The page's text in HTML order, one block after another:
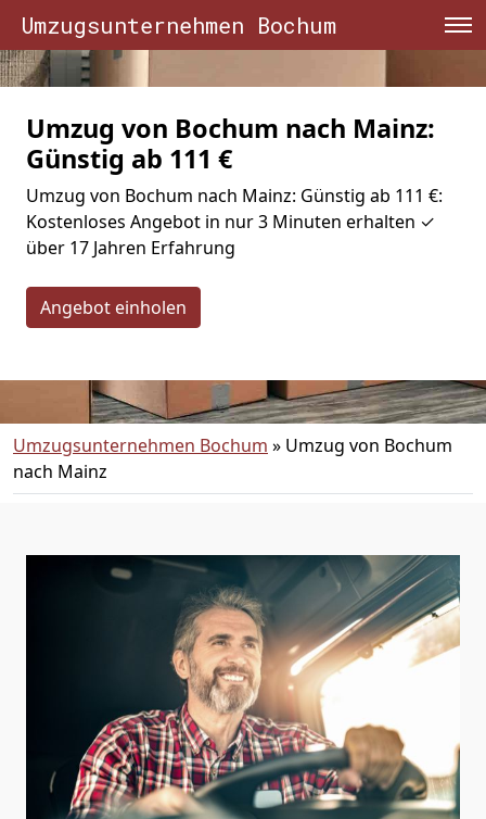
Umzugsunternehmen Bochum
Umzug von Bochum nach Mainz:
Günstig ab 111 €
Umzug von Bochum nach Mainz: Günstig ab 111 €:
Kostenloses Angebot in nur 3 Minuten erhalten ✓
über 17 Jahren Erfahrung
Angebot einholen
Umzugsunternehmen Bochum » Umzug von Bochum
nach Mainz